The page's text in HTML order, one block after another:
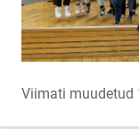
Viimati muudetud